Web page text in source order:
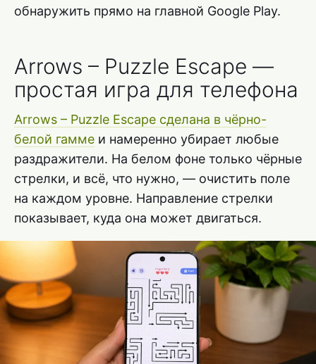
обнаружить прямо на главной Google Play.
Arrows – Puzzle Escape —
простая игра для телефона
Arrows – Puzzle Escape сделана в чёрно-
белой гамме и намеренно убирает любые
раздражители. На белом фоне только чёрные
стрелки, и всё, что нужно, — очистить поле
на каждом уровне. Направление стрелки
показывает, куда она может двигаться.